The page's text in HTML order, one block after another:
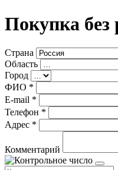
Покупка без
Страна
Область
Город
ФИО *
E-mail *
Телефон *
Адрес *
Комментарий